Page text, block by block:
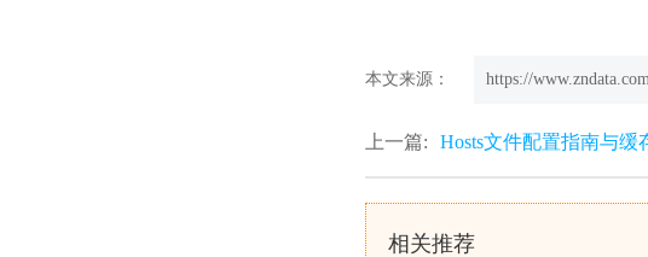
本文来源： https://
上一篇: Hosts文件配置指南与缓
相关推荐